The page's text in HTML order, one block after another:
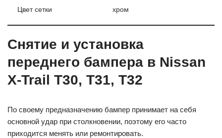
Цвет сетки хром
Снятие и установка
переднего бампера в Nissan
X-Trail T30, T31, T32
По своему предназначению бампер принимает на себя
основной удар при столкновении, поэтому его часто
приходится менять или ремонтировать.